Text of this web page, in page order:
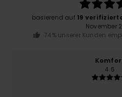
basierend auf 19
November
74% unserer Kunden
4.6